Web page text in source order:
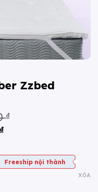
Zzbed
₫
1.210.500 ₫
đến
₫Khoảng
từ
907.875 ₫
Freeship nội thành
XÓA